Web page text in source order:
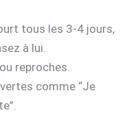
tous les 3-4 jours,
à lui.
reproches.
comme “Je